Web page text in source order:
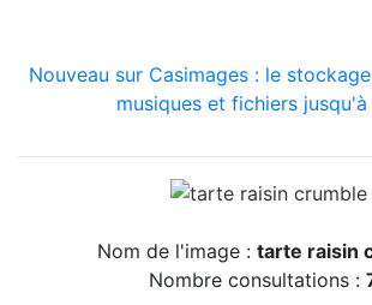
Nouveau sur Casimages : le
musiques et fichiers jusqu'à
Nom de l'image : tarte raisin
Nombre consultations :